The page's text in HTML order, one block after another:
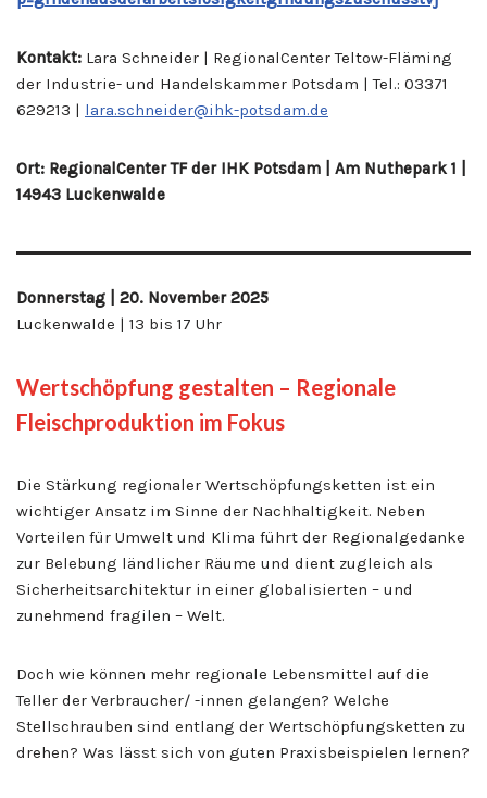
Kontakt: Lara Schneider | RegionalCenter Teltow-Fläming
der Industrie- und Handelskammer Potsdam | Tel.: 03371
629213 | lara.schneider@ihk-potsdam.de
Ort: RegionalCenter TF der IHK Potsdam | Am Nuthepark 1 |
14943 Luckenwalde
Donnerstag | 20. November 2025
Luckenwalde | 13 bis 17 Uhr
Wertschöpfung gestalten – Regionale
Fleischproduktion im Fokus
Die Stärkung regionaler Wertschöpfungsketten ist ein
wichtiger Ansatz im Sinne der Nachhaltigkeit. Neben
Vorteilen für Umwelt und Klima führt der Regionalgedanke
zur Belebung ländlicher Räume und dient zugleich als
Sicherheitsarchitektur in einer globalisierten – und
zunehmend fragilen – Welt.
Doch wie können mehr regionale Lebensmittel auf die
Teller der Verbraucher/ -innen gelangen? Welche
Stellschrauben sind entlang der Wertschöpfungsketten zu
drehen? Was lässt sich von guten Praxisbeispielen lernen?